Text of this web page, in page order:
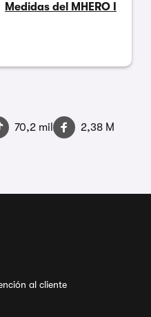
Medidas del MHERO I
70,2 mil
2,38 M
al cliente